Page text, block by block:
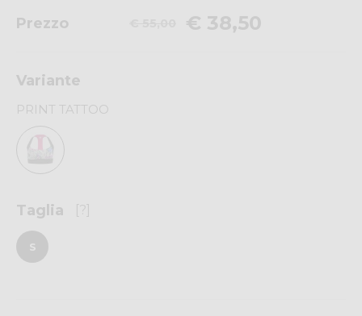
Prezzo € 38,50
Variante
PRINT TATTOO
Taglia [?]
S